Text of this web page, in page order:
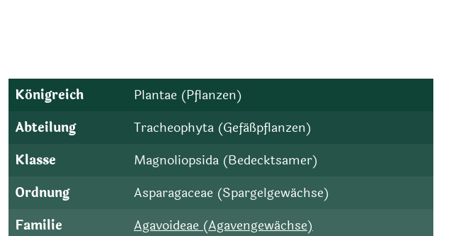
Königreich
Plantae (Pflanzen)
Abteilung
Tracheophyta (Gefäßpflanzen)
Klasse
Magnoliopsida (Bedecktsamer)
Ordnung
Asparagaceae (Spargelgewächse)
Familie
Agavoideae (Agavengewächse)